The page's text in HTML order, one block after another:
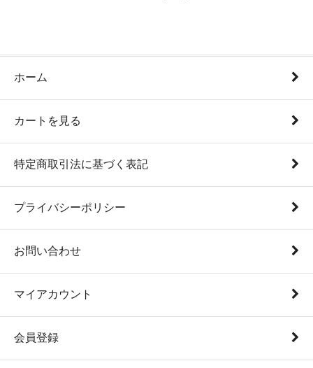
ホーム
カートを見る
特定商取引法に基づく表記
プライバシーポリシー
お問い合わせ
マイアカウント
会員登録